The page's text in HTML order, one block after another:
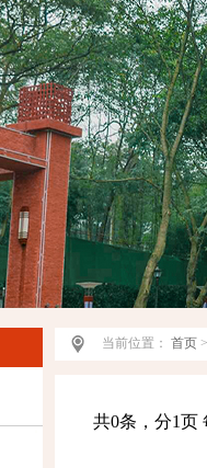
当前位置： 首页
共0条，分1页